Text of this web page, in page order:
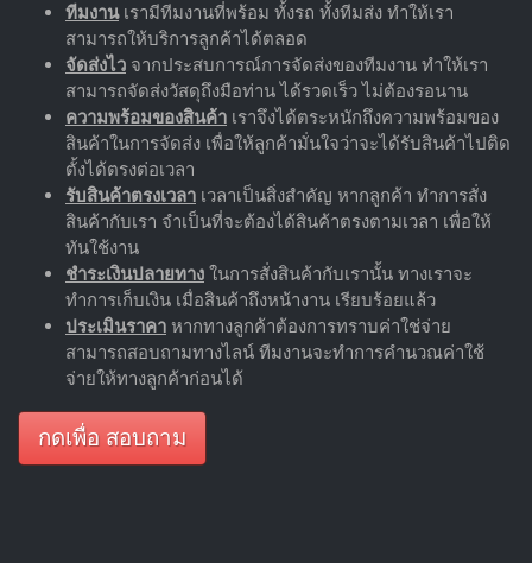
ทีมงานเรามีทีมงานที่พร้อม ทั้งรถ ทั้งทีมส่ง ทำให้เรา
สามารถให้บริการลูกค้าได้ตลอด
จัดส่งไว จากประสบการณ์การจัดส่งของทีมงาน ทำให้เรา
สามารถจัดส่งวัสดุถึงมือท่าน ได้รวดเร็ว ไม่ต้องรอนาน
ความพร้อมของสินค้า เราจึงได้ตระหนักถึงความพร้อมของ
สินค้าในการจัดส่ง เพื่อให้ลูกค้ามั่นใจว่าจะได้รับสินค้าไปติด
ตั้งได้ตรงต่อเวลา
รับสินค้าตรงเวลา เวลาเป็นสิ่งสำคัญ หากลูกค้า ทำการสั่ง
สินค้ากับเรา จำเป็นที่จะต้องได้สินค้าตรงตามเวลา เพื่อให้
ทันใช้งาน
ชำระเงินปลายทาง ในการสั่งสินค้ากับเรานั้น ทางเราจะ
ทำการเก็บเงิน เมื่อสินค้าถึงหน้างาน เรียบร้อยแล้ว
ประเมินราคา หากทางลูกค้าต้องการทราบค่าใช่จ่าย
สามารถสอบถามทางไลน์ ทีมงานจะทำการคำนวณค่าใช้
จ่ายให้ทางลูกค้าก่อนได้
กดเพื่อ สอบถาม